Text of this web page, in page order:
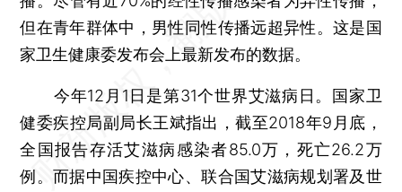
但在青年群体中，男性同性传播远超异性。这是国
家卫生健康委发布会上最新发布的数据。
今年12月1日是第31个世界艾滋病日。国家卫
健委疾控局副局长王斌指出，截至2018年9月底，
全国报告存活艾滋病感染者85.0万，死亡26.2万
例。而据中国疾控中心、联合国艾滋病规划署及世